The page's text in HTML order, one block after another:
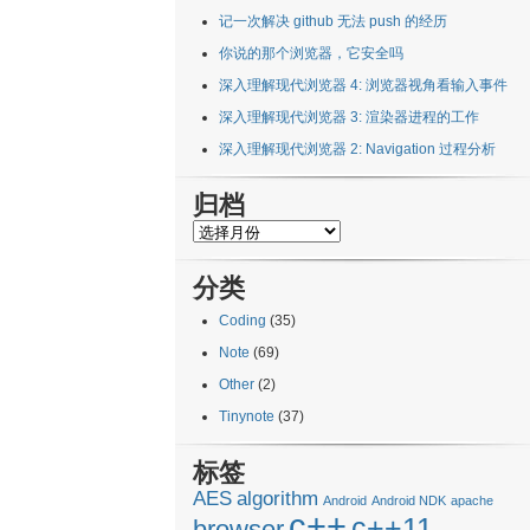
记一次解决 github 无法 push 的经历
你说的那个浏览器，它安全吗
深入理解现代浏览器 4: 浏览器视角看输入事件
深入理解现代浏览器 3: 渲染器进程的工作
深入理解现代浏览器 2: Navigation 过程分析
归档
归
档
分类
Coding (35)
Note (69)
Other (2)
Tinynote (37)
标签
AES algorithm Android Android NDK apache